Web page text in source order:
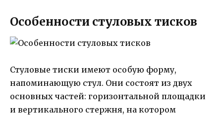
Особенности стуловых тисков
Стуловые тиски имеют особую форму,
напоминающую стул. Они состоят из двух
основных частей: горизонтальной площадки
и вертикального стержня, на котором